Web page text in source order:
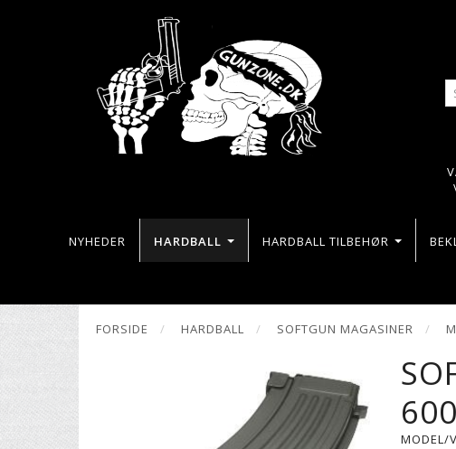
NYHEDER HARDBALL HARDBALL TILBEHØR
FORSIDE HARDBALL SOFTGUN MAGASINER
MODEL/